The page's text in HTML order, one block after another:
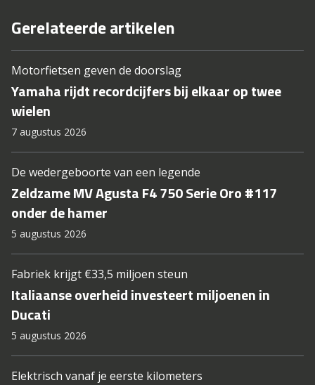
Gerelateerde artikelen
Motorfietsen geven de doorslag
Yamaha rijdt recordcijfers bij elkaar op twee
wielen
7 augustus 2026
De wedergeboorte van een legende
Zeldzame MV Agusta F4 750 Serie Oro #117
onder de hamer
5 augustus 2026
Fabriek krijgt €33,5 miljoen steun
Italiaanse overheid investeert miljoenen in
Ducati
5 augustus 2026
Elektrisch vanaf je eerste kilometers